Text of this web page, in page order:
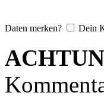
Daten merken? Dein